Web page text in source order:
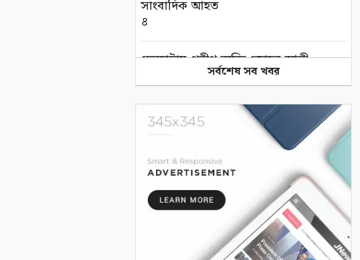
সাংবাদিক আহত
৪
দেবহাটায় প্রবীণ ব্যক্তি জোহর আলী
মোল্লার দাফন সম্পন্ন
তালায় সৈয়দ উপল বখতের স্মরণে
৬
সাতক্ষীরা ইসলামী ব্যাংক
হাসপাতালে ফ্রি ডেন্টাল ক্যাম্প
সর্বশেষ সব খবর